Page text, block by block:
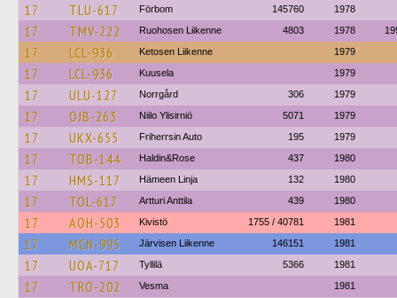
17 TLU-617 Förbom 145760 1978
17 TMV-222 Ruohosen Liikenne 4803 1978
17 LCL-936 Ketosen Liikenne 1979
17 LCL-936 Kuusela 1979
17 ULU-127 Norrgård 306 1979
17 OJB-263 Niilo Ylisirniö 5071 1979
17 UKX-655 Friherrsin Auto 195 1979
17 TOB-144 Haldin&Rose 437 1980
17 HMS-117 Hämeen Linja 132 1980
17 TOL-617 Artturi Anttila 439 1980
17 AOH-503 Kivistö 1755 / 40781 1981
17 MCN-995 Järvisen Liikenne 146151 1981
17 UOA-717 Tyllilä 5366 1981
17 TRO-202 Vesma 1981